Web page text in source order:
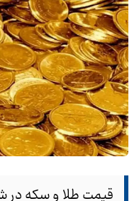
قیمت طلا و سکه در